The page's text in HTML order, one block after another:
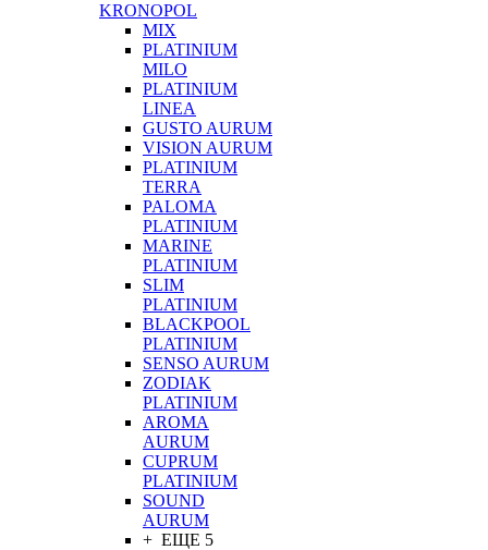
KRONOPOL
MIX
PLATINIUM
MILO
PLATINIUM
LINEA
GUSTO AURUM
VISION AURUM
PLATINIUM
TERRA
PALOMA
PLATINIUM
MARINE
PLATINIUM
SLIM
PLATINIUM
BLACKPOOL
PLATINIUM
SENSO AURUM
ZODIAK
PLATINIUM
AROMA
AURUM
CUPRUM
PLATINIUM
SOUND
AURUM
+ ЕЩЕ 5